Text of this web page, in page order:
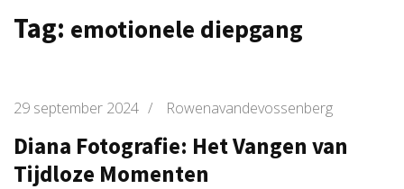
Tag: emotionele diepgang
29 september 2024 / Rowenavandevossenberg
Diana Fotografie: Het Vangen van
Tijdloze Momenten